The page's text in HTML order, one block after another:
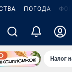
ПОГОДА
Налог